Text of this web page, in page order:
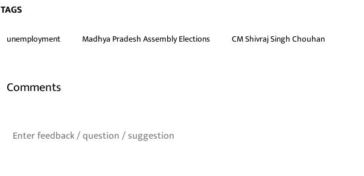
TAGS
unemployment Madhya Pradesh Assembly Elections CM Shivraj Singh Chouhan
Comments